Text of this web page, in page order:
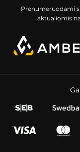
Prenumeruodami
aktualiomis